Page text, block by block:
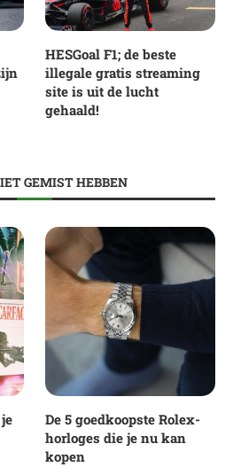
HESGoal F1; de beste
illegale gratis streaming
site is uit de lucht
gehaald!
GEMIST HEBBEN
De 5 goedkoopste Rolex-
horloges die je nu kan
kopen